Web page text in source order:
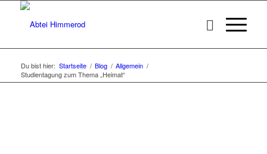
Du bist hier: Startseite / Blog / Allgemein /
Studientagung zum Thema „Heimat“